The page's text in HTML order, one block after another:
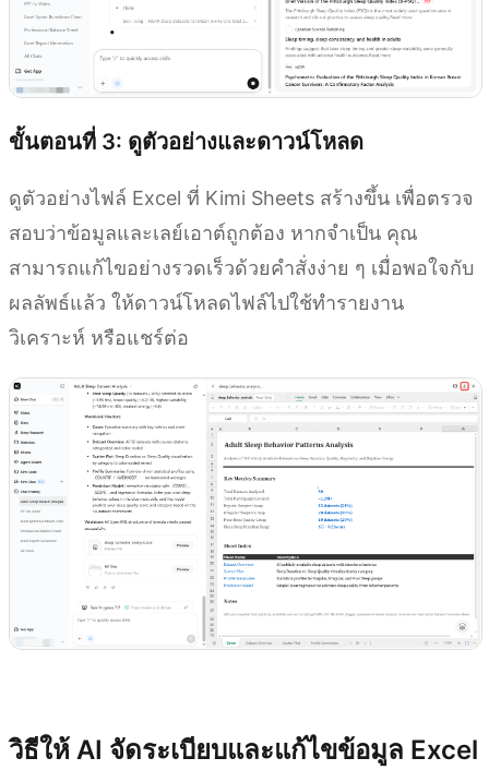
ขั้นตอนที่ 3: ดูตัวอย่างและดาวน์โหลด
ดูตัวอย่างไฟล์ Excel ที่ Kimi Sheets สร้างขึ้น เพื่อตรวจ
สอบว่าข้อมูลและเลย์เอาต์ถูกต้อง หากจำเป็น คุณ
สามารถแก้ไขอย่างรวดเร็วด้วยคำสั่งง่าย ๆ เมื่อพอใจกับ
ผลลัพธ์แล้ว ให้ดาวน์โหลดไฟล์ไปใช้ทำรายงาน
วิเคราะห์ หรือแชร์ต่อ
วิธีให้ AI จัดระเบียบและแก้ไขข้อมูล Excel